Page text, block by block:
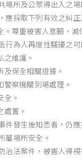
場所及公眾得出入之
應採取下列有效之糾正
。尊重被害人意願，減
行為人再度性騷擾之可
之維護。
及保全相關證據。
警察機關到場處理。
全。
處置。
件發生後知悉者，仍
屬場所安全。
治法案件，被害人得